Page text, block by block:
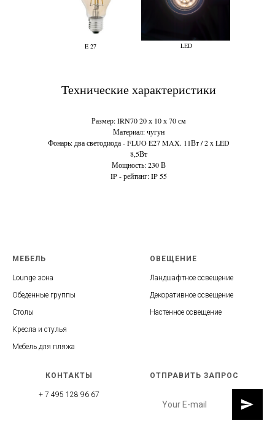
Размер: IRN70 20 х 10 х 70 см
Материал: чугун
Фонарь: два светодиода - FLUO E27 MAX. 11Вт / 2 x LED
8,5Вт
Мощность: 230 В
IP - рейтинг: IP 55
LED
E 27
Технические характеристики
МЕБЕЛЬ
Lounge зона
Обеденные группы
Столы
Кресла и стулья
Мебель для пляжа
ОВЕЩЕНИЕ
Ландшафтное освещение
Декоративное освещение
Настенное освещение
КОНТАКТЫ
+ 7 495 128 96 67
ОТПРАВИТЬ ЗАПРОС